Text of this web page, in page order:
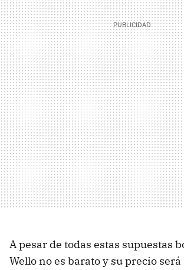
A pesar de todas estas supuestas
Wello no es barato y su precio